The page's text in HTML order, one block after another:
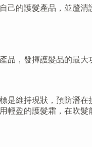
己的護髮產品，並釐
品，發揮護髮品的最大
是維持現狀，預防潛
盈的護髮霜，在吹髮